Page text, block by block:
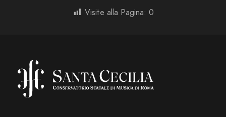
Visite alla Pagina: 0